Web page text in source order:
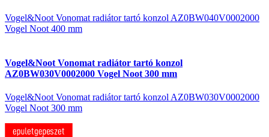
Vogel&Noot Vonomat radiátor tartó konzol AZ0BW040V0002000
Vogel Noot 400 mm
Vogel&Noot Vonomat radiátor tartó konzol
AZ0BW030V0002000 Vogel Noot 300 mm
Vogel&Noot Vonomat radiátor tartó konzol AZ0BW030V0002000
Vogel Noot 300 mm